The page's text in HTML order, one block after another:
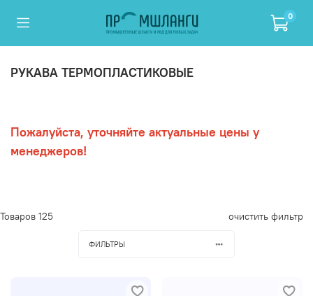
0
РУКАВА ТЕРМОПЛАСТИКОВЫЕ
Пожалуйста, уточняйте актуальные цены у
менеджеров!
Товаров 125 очистить фильтр
ФИЛЬТРЫ